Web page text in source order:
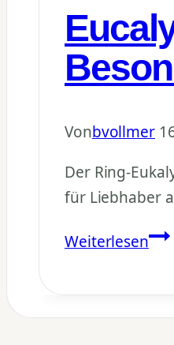
Vonbvollmer
Der Ring-
für Liebhaber
Weiterlesen